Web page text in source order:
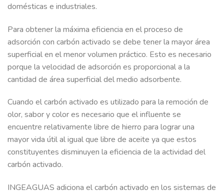
domésticas e industriales.
Para obtener la máxima eficiencia en el proceso de
adsorción con carbón activado se debe tener la mayor área
superficial en el menor volumen práctico. Esto es necesario
porque la velocidad de adsorción es proporcional a la
cantidad de área superficial del medio adsorbente.
Cuando el carbón activado es utilizado para la remoción de
olor, sabor y color es necesario que el influente se
encuentre relativamente libre de hierro para lograr una
mayor vida útil al igual que libre de aceite ya que estos
constituyentes disminuyen la eficiencia de la actividad del
carbón activado.
INGEAGUAS adiciona el carbón activado en los sistemas de